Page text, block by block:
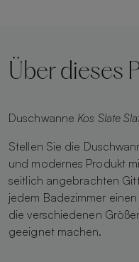
Über dieses
Duschwanne Kos Slate
Stellen Sie die
und modernes Produkt
seitlich angebrachten
jedem Badezimmer
die verschiedenen
geeignet machen.